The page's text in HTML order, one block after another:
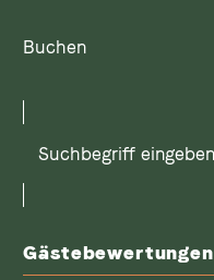
Buchen
Suchbegriff
Gästebewertungen